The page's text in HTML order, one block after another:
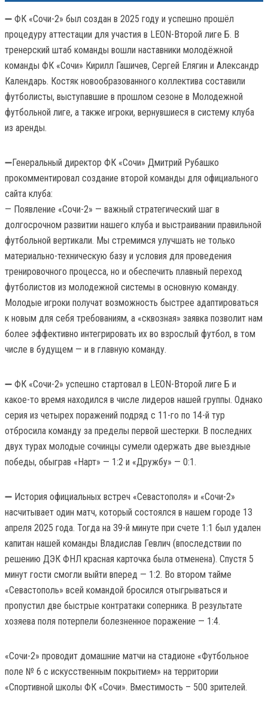
➖ ФК «Сочи-2» был создан в 2025 году и успешно прошёл
процедуру аттестации для участия в LEON-Второй лиге Б. В
тренерский штаб команды вошли наставники молодёжной
команды ФК «Сочи» Кирилл Гашичев, Сергей Елягин и Александр
Календарь. Костяк новообразованного коллектива составили
футболисты, выступавшие в прошлом сезоне в Молодежной
футбольной лиге, а также игроки, вернувшиеся в систему клуба
из аренды.
➖Генеральный директор ФК «Сочи» Дмитрий Рубашко
прокомментировал создание второй команды для официального
сайта клуба:
— Появление «Сочи-2» — важный стратегический шаг в
долгосрочном развитии нашего клуба и выстраивании правильной
футбольной вертикали. Мы стремимся улучшать не только
материально-техническую базу и условия для проведения
тренировочного процесса, но и обеспечить плавный переход
футболистов из молодежной системы в основную команду.
Молодые игроки получат возможность быстрее адаптироваться
к новым для себя требованиям, а «сквозная» заявка позволит нам
более эффективно интегрировать их во взрослый футбол, в том
числе в будущем — и в главную команду.
➖ ФК «Сочи-2» успешно стартовал в LEON-Второй лиге Б и
какое-то время находился в числе лидеров нашей группы. Однако
серия из четырех поражений подряд с 11-го по 14-й тур
отбросила команду за пределы первой шестерки. В последних
двух турах молодые сочинцы сумели одержать две выездные
победы, обыграв «Нарт» — 1:2 и «Дружбу» — 0:1.
➖ История официальных встреч «Севастополя» и «Сочи-2»
насчитывает один матч, который состоялся в нашем городе 13
апреля 2025 года. Тогда на 39-й минуте при счете 1:1 был удален
капитан нашей команды Владислав Гевлич (впоследствии по
решению ДЭК ФНЛ красная карточка была отменена). Спустя 5
минут гости смогли выйти вперед — 1:2. Во втором тайме
«Севастополь» всей командой бросился отыгрываться и
пропустил две быстрые контратаки соперника. В результате
хозяева поля потерпели болезненное поражение — 1:4.
«Сочи-2» проводит домашние матчи на стадионе «Футбольное
поле № 6 с искусственным покрытием» на территории
«Спортивной школы ФК «Сочи». Вместимость – 500 зрителей.